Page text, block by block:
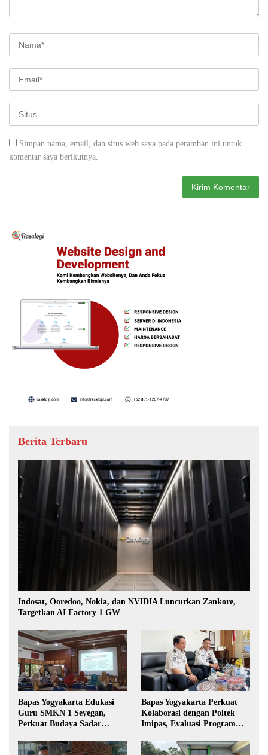
Simpan nama, email, dan situs web saya pada peramban ini untuk
komentar saya berikutnya.
Berita Terbaru
Indosat, Ooredoo, Nokia, dan NVIDIA Luncurkan Zankore,
Targetkan AI Factory 1 GW
Bapas Yogyakarta Edukasi
Guru SMKN 1 Seyegan,
Perkuat Budaya Sadar
Bapas Yogyakarta Perkuat
Kolaborasi dengan Poltek
Imipas, Evaluasi Program